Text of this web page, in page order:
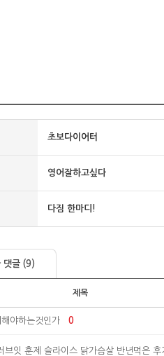
초보다이어터
영어잘하고싶다
다짐 한마디!
댓글 (9)
제목
야하는것인가 0
브잇 훈제 슬라이스 닭가슴살 반년먹은 후